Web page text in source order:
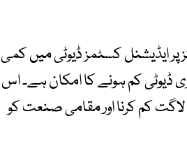
149 سے زائد ٹیرف لائنز پر ایڈیشنل کسٹمز ڈیوٹی میں کمی
پر ریگولیٹری ڈیوٹی کم ہونے کا امکان ہے۔ اس
کم کرنا اور مقامی صنعت کو